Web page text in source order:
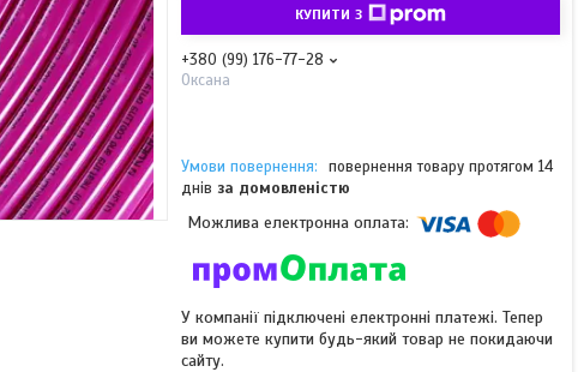
КУПИТИ З
+380 (99) 176-77-28
Оксана
повернення товару протягом 14
днів за домовленістю
У компанії підключені електронні платежі. Тепер
ви можете купити будь-який товар не покидаючи
сайту.